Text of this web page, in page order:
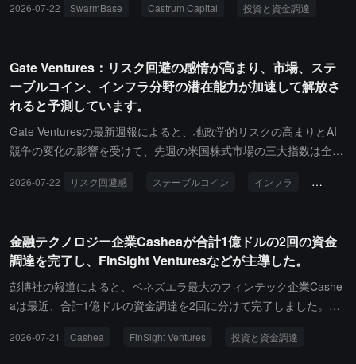
es、Becker Venturesが共同で参加している。その中でCastrum Ca
プロトコルである。このプラットフォームは、アイデンティティ、
信用、調整、取引などのコア基盤モジュールを提供し、AIエージェ
ントが監査済みのスマートコントラクトを通じて独立して運営でき
るようにする。今回調達した資金は主にSwarmBaseのプロトコル
開発とエコシステムの拡張に使用され、今後のToken TGEに備え
切り開くための有利な条件を備えていると述べている。
2026-07-22 SwarmBase Castrum Capital 投資と資金調達
Gate Ventures：リスク回避の感情が高まり、市場、ステ
ーブルコイン、インフラ分野の潜在能力が加速して解放さ
れると予測しています。
Gate Venturesの最新週報によると、地政学的リスクの高まりとAI
競争の変化の影響を受けて、先週の米国株式市場の三大指数は全て
産の動きは分化しました。暗号市場は構造的な相場を継続し、ビッ
ては、規制と実際の応用が今週の焦点となっています。日本のコン
ビニ大手ローソンはNetstarsと共同でステーブルコイン決済の試験
運用を進め、ステーブルコインを日常消費シーンにさらに導入して
います。韓国はデジタル資産を正式に国家資産管理フレームワーク
フラの構築が加速しています。ヨーロッパでは、MiCAの移行期間
2026-07-22 リスク回避感 ステーブルコイン インフラ デジタ
金融テクノロジー企業Casheaが合計1億ドルの2回の資金
調達を完了し、FinSight Venturesなどが主導した。
彭博社の報道によると、ベネズエラ最大のフィンテック企業Cashe
aは最近、合計1億ドルの資金調達を2回に分けて完了しました。今
ドを、3月にはSpice Expeditionsがリードした4000万ドルのAラウ
2026-07-21 Cashea FinSight Ventures 投資と資金調達